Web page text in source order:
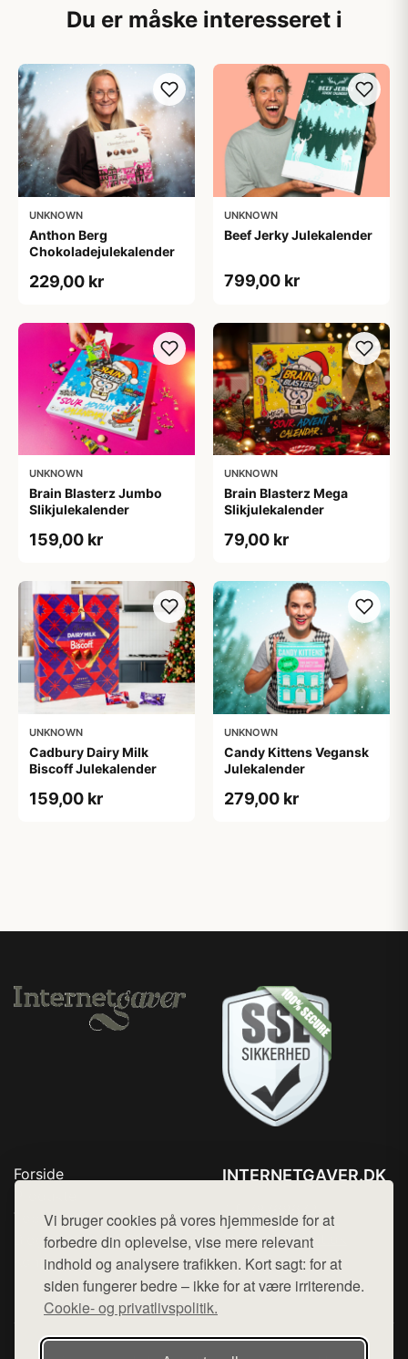
Vi bruger cookies på vores hjemmeside for at
forbedre din oplevelse, vise mere relevant
indhold og analysere trafikken. Kort sagt: for at
siden fungerer bedre – ikke for at være irriterende.
Cookie- og privatlivspolitik.
Du er måske interesseret i
UNKNOWN
Anthon Berg
Chokoladejulekalender
229,00 kr
UNKNOWN
Beef Jerky Julekalender
799,00 kr
UNKNOWN
Brain Blasterz Jumbo
Slikjulekalender
159,00 kr
UNKNOWN
Brain Blasterz Mega
Slikjulekalender
79,00 kr
UNKNOWN
Cadbury Dairy Milk
Biscoff Julekalender
159,00 kr
UNKNOWN
Candy Kittens Vegansk
Julekalender
279,00 kr
Forside
Top Rabatter
Blog
Kontakt
INTERNETGAVER.DK
Mail: hej@want.dk
Cookie- og privatlivspolitik